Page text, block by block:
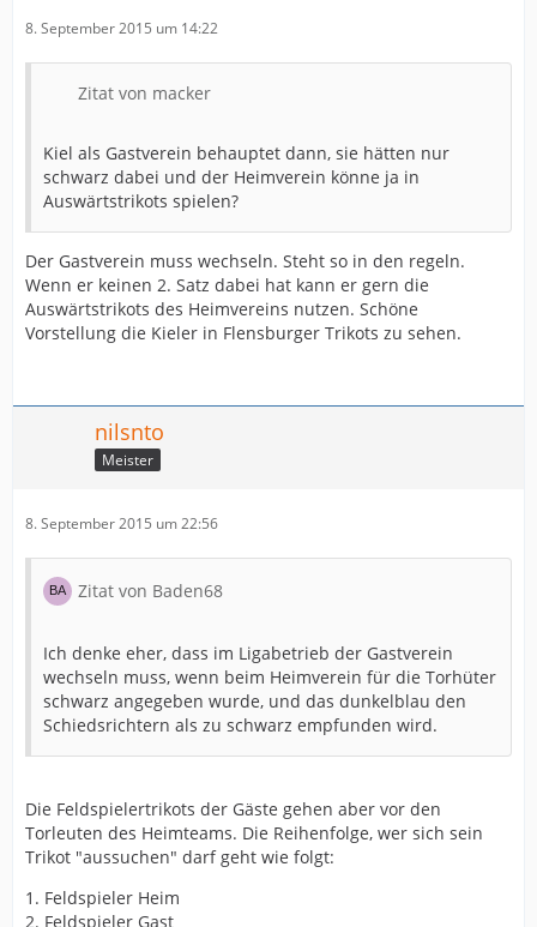
8. September 2015 um 14:22
Zitat von macker
Kiel als Gastverein behauptet dann, sie hätten nur
schwarz dabei und der Heimverein könne ja in
Auswärtstrikots spielen?
Der Gastverein muss wechseln. Steht so in den regeln.
Wenn er keinen 2. Satz dabei hat kann er gern die
Auswärtstrikots des Heimvereins nutzen. Schöne
Vorstellung die Kieler in Flensburger Trikots zu sehen.
nilsnto
Meister
8. September 2015 um 22:56
Zitat von Baden68
Ich denke eher, dass im Ligabetrieb der Gastverein
wechseln muss, wenn beim Heimverein für die Torhüter
schwarz angegeben wurde, und das dunkelblau den
Schiedsrichtern als zu schwarz empfunden wird.
Die Feldspielertrikots der Gäste gehen aber vor den
Torleuten des Heimteams. Die Reihenfolge, wer sich sein
Trikot "aussuchen" darf geht wie folgt:
1. Feldspieler Heim
2. Feldspieler Gast